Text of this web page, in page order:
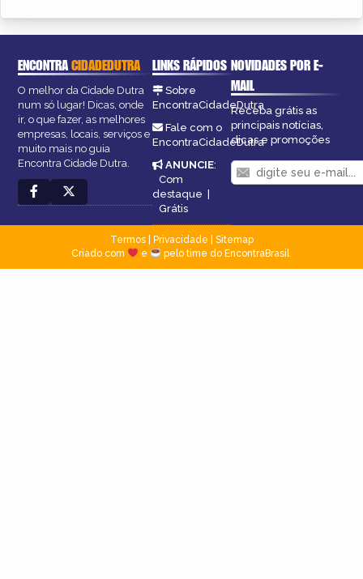
ENCONTRACIDADEDUTRA
O melhor da Cidade Dutra
num só lugar! Dicas, onde
ir, o que fazer, as melhores
empresas, locais, serviços e
muito mais no guia
Encontra Cidade Dutra.
LINKS RÁPIDOS
Sobre
EncontraCidadeDutra
Fale com o
EncontraCidadeDutra
ANUNCIE:
Com
destaque |
Grátis
NOVIDADES POR E-
MAIL
Receba grátis as
principais notícias,
dicas e promoções
Termos| Privacidade
Sitemap
Criado com
e pelo time do EncontraBrasil